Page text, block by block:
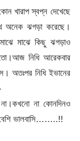
খারাপ স্বপ্ন দেখেছে
অনেক ঝগড়া করেছে।
মাঝে কিছু ঝগড়াও
নিধি আরেকবার
অতঃপর নিধি ইভানের
না কোনদিনও
ভালবাসি……..!!